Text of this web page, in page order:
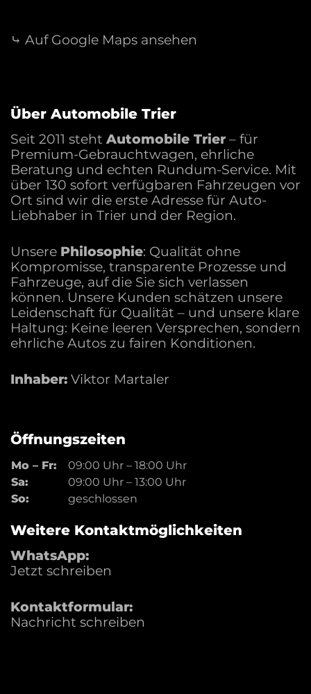
⤷ Auf Google Maps ansehen
Über Automobile Trier
Seit 2011 steht Automobile Trier – für
Premium-Gebrauchtwagen, ehrliche
Beratung und echten Rundum-Service. Mit
über 130 sofort verfügbaren Fahrzeugen vor
Ort sind wir die erste Adresse für Auto-
Liebhaber in Trier und der Region.
Unsere Philosophie: Qualität ohne
Kompromisse, transparente Prozesse und
Fahrzeuge, auf die Sie sich verlassen
können. Unsere Kunden schätzen unsere
Leidenschaft für Qualität – und unsere klare
Haltung: Keine leeren Versprechen, sondern
ehrliche Autos zu fairen Konditionen.
Inhaber: Viktor Martaler
Öffnungszeiten
Mo – Fr: 09:00 Uhr – 18:00 Uhr
Sa:
09:00 Uhr – 13:00 Uhr
So:
geschlossen
Weitere Kontaktmöglichkeiten
WhatsApp:
Jetzt schreiben
Kontaktformular:
Nachricht schreiben